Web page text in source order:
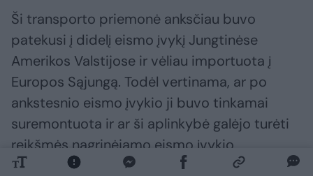
Ši transporto priemonė anksčiau buvo
patekusi į didelį eismo įvykį Jungtinėse
Amerikos Valstijose ir vėliau importuota į
Europos Sąjungą. Todėl vertinama, ar po
ankstesnio eismo įvykio ji buvo tinkamai
suremontuota ir ar ši aplinkybė galėjo turėti
reikšmės nagrinėjamo eismo įvykio
aplinkybėms ir pasekmėms.